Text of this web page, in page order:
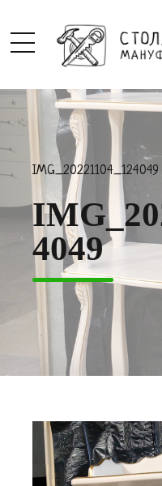
IMG_20221104_124049
4049